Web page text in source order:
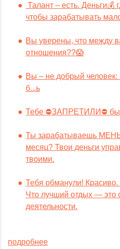
Талант – есть.
чтобы зарабатывать
Вы уверены, что между
отношения??😱
Вы – не добрый
б...ь
Тебе ⛔️ЗАПРЕТИЛИ⛔️
Ты зарабатываешь
месяц? Твои деньги
твоими.
Тебя обманули! Красиво.
Что лучший отдых — это
деятельности.
подробнее